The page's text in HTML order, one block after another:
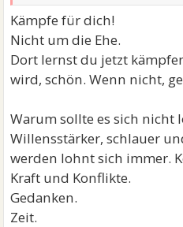
Kämpfe für dich!
Nicht um die Ehe.
Dort lernst du jetzt
wird, schön. Wenn nicht,
Warum sollte es sich nicht
Willensstärker, schlauer
werden lohnt sich immer.
Kraft und Konflikte.
Gedanken.
Zeit.